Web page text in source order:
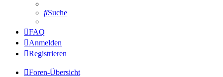
Suche
FAQ
Anmelden
Registrieren
Foren-Übersicht